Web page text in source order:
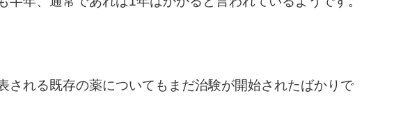
される既存の薬についてもまだ治験が開始されたばかりで